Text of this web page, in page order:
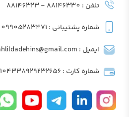
تلفن : 88146330 - 88146323
شماره پشتیبانی : 09905283471
ایمیل : tahlildadehins@gmail.com
شماره کارت : 6104338929232656